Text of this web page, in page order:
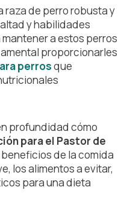
raza de perro robusta y
y habilidades
a estos perros
proporcionarles
perrosque
profundidad cómo
para el Pastor de
de la comida
los alimentos a evitar,
para una dieta